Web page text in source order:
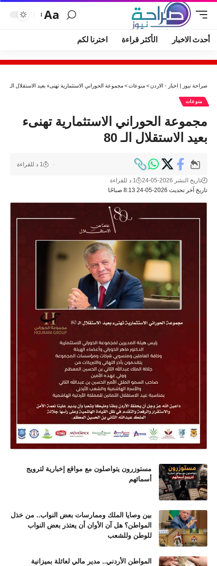
Aa
أحدث الاخبار الأكثر قراءة اخترنا لكم
صراحة نيوز | اخبار - الاردن> منوعات> مجموعة الحوراني الاستثمارية تهنىء بعيد الاستقلال الـ 80
منوعات
مجموعة الحوراني الاستثمارية تهنىء
بعيد الاستقلال الـ 80
تاريخ آخر تحديث 2026-05-24 8:13 صباحًا
تاريخ النشر 2026-05-24 1 د للقراءة
1 د للقراءة
مستوزرون يتواصلون مع مواقع إخبارية لترويج
أسمائهم
بين وصايا الملك وممارسات بعض النواب.. من خذل
المواطن؟ هل آن الأوان أن يعتذر بعض النواب
للوطن وللشعب
المواطن الأردني.. مدير مالي لعائلة بميزانية